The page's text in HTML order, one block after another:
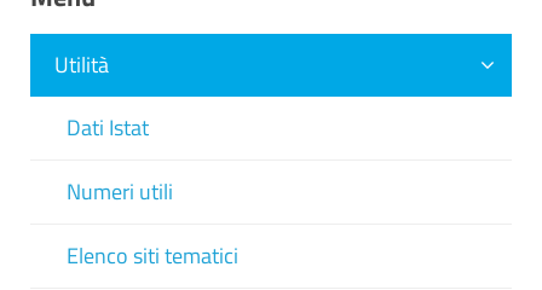
Utilità
Dati Istat
Numeri utili
Elenco siti tematici